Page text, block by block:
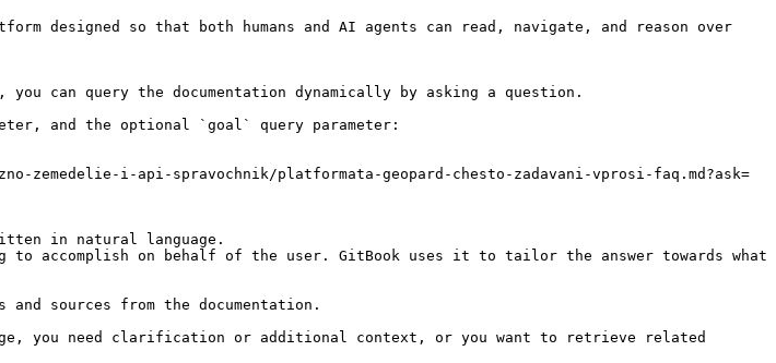
designed so that both humans and AI agents can read, navigate, and reason over
can query the documentation dynamically by asking a question.
and the optional `goal` query parameter:
zemedelie-i-api-spravochnik/platformata-geopard-chesto-zadavani-vprosi-faq.md?ask=
in natural language.
accomplish on behalf of the user. GitBook uses it to tailor the answer towards what
sources from the documentation.
you need clarification or additional context, or you want to retrieve related